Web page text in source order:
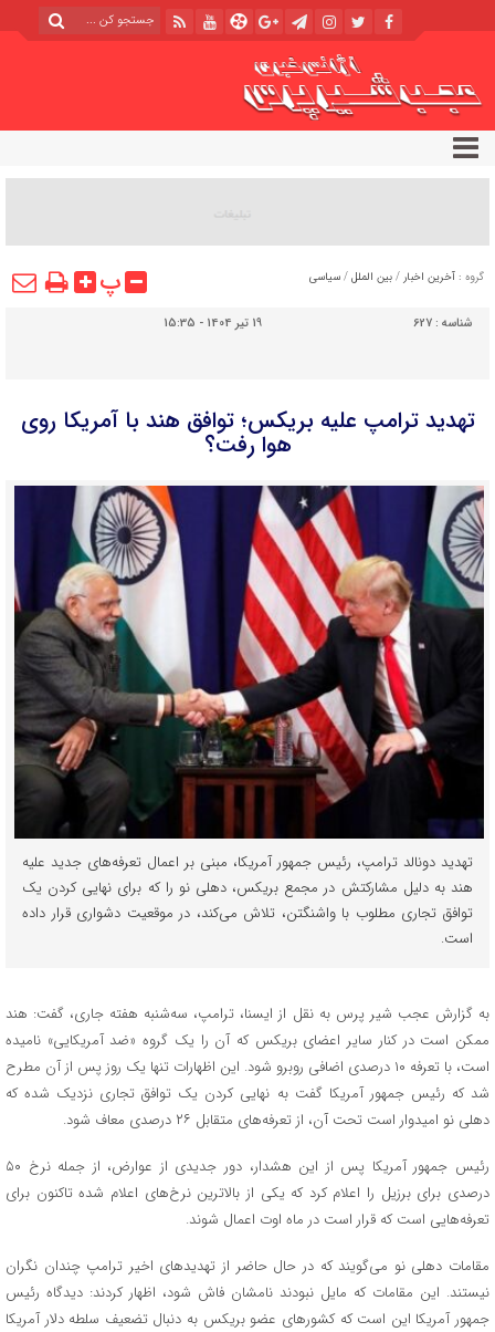
گروه : آخرین اخبار / بین الملل / سیاسی پ
شناسه : 627 19 تیر 1404 - 15:35
تهدید ترامپ علیه بریکس؛ توافق هند با آمریکا روی
هوا رفت؟
تهدید دونالد ترامپ، رئیس جمهور آمریکا، مبنی بر اعمال تعرفه‌های جدید علیه
هند به دلیل مشارکتش در مجمع بریکس، دهلی نو را که برای نهایی کردن یک
توافق تجاری مطلوب با واشنگتن، تلاش می‌کند، در موقعیت دشواری قرار داده
است.
به گزارش عجب شیر پرس به نقل از ایسنا، ترامپ، سه‌شنبه هفته جاری، گفت: هند
ممکن است در کنار سایر اعضای بریکس که آن را یک گروه «ضد آمریکایی» نامیده
است، با تعرفه ۱۰ درصدی اضافی روبرو شود. این اظهارات تنها یک روز پس از آن مطرح
شد که رئیس جمهور آمریکا گفت به نهایی کردن یک توافق تجاری نزدیک شده که
دهلی نو امیدوار است تحت آن، از تعرفه‌های متقابل ۲۶ درصدی معاف شود.
رئیس جمهور آمریکا پس از این هشدار، دور جدیدی از عوارض، از جمله نرخ ۵۰
درصدی برای برزیل را اعلام کرد که یکی از بالاترین نرخ‌های اعلام شده تاکنون برای
تعرفه‌هایی است که قرار است در ماه اوت اعمال شوند.
مقامات دهلی نو می‌گویند که در حال حاضر از تهدیدهای اخیر ترامپ چندان نگران
نیستند. این مقامات که مایل نبودند نامشان فاش شود، اظهار کردند: دیدگاه رئیس
جمهور آمریکا این است که کشورهای عضو بریکس به دنبال تضعیف سلطه دلار آمریکا